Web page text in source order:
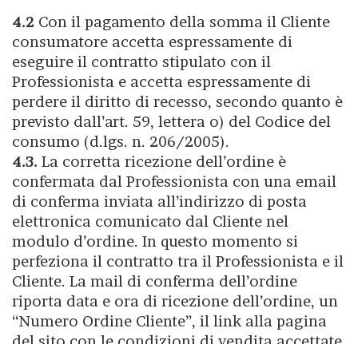
4.2 Con il pagamento della somma il Cliente
consumatore accetta espressamente di
eseguire il contratto stipulato con il
Professionista e accetta espressamente di
perdere il diritto di recesso, secondo quanto è
previsto dall’art. 59, lettera o) del Codice del
consumo (d.lgs. n. 206/2005).
4.3. La corretta ricezione dell’ordine è
confermata dal Professionista con una email
di conferma inviata all’indirizzo di posta
elettronica comunicato dal Cliente nel
modulo d’ordine. In questo momento si
perfeziona il contratto tra il Professionista e il
Cliente. La mail di conferma dell’ordine
riporta data e ora di ricezione dell’ordine, un
“Numero Ordine Cliente”, il link alla pagina